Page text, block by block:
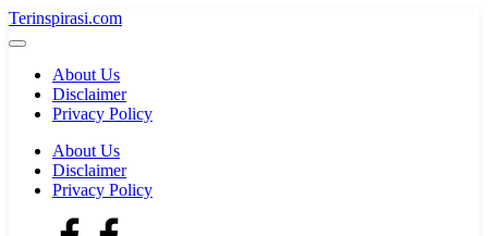
Skip
to
Terinspirasi.com
Inspirasi
TerkiniAbout Us
Disclaimer
Privacy Policy
About Us
Disclaimer
Privacy Policy
facebook.com